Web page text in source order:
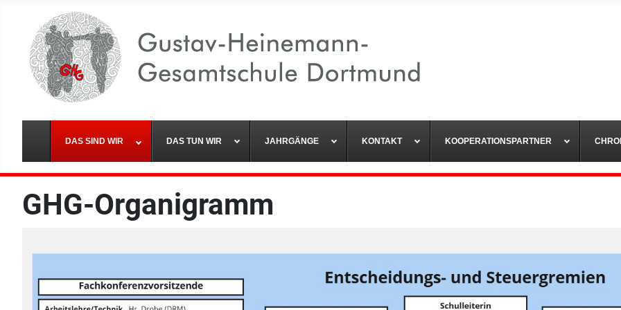
DAS SIND WIR DAS TUN WIR JAHRGÄNGE KONTAKT KOOPERATIONSPARTNER
GHG-Organigramm